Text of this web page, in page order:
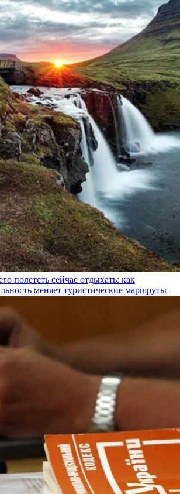
полететь сейчас отдыхать: как
меняет туристические маршруты